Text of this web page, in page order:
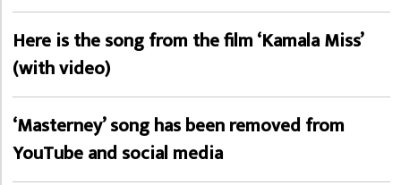
Here is the song from the film ‘Kamala Miss’
(with video)
‘Masterney’ song has been removed from
YouTube and social media